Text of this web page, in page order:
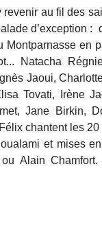
au fil des
d’exception :
Montparnasse en
Natacha
Jaoui,
Tovati, Irène
Jane Birkin,
chantent les
et mises
Alain